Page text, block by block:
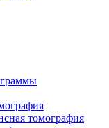
томография